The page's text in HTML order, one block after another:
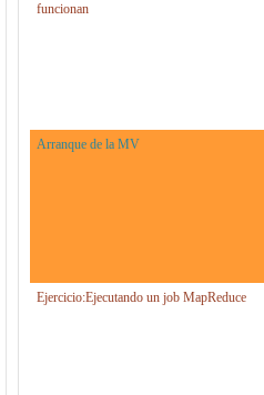
funcionan
Arranque de la MV
Ejercicio:Ejecutando un job MapReduce